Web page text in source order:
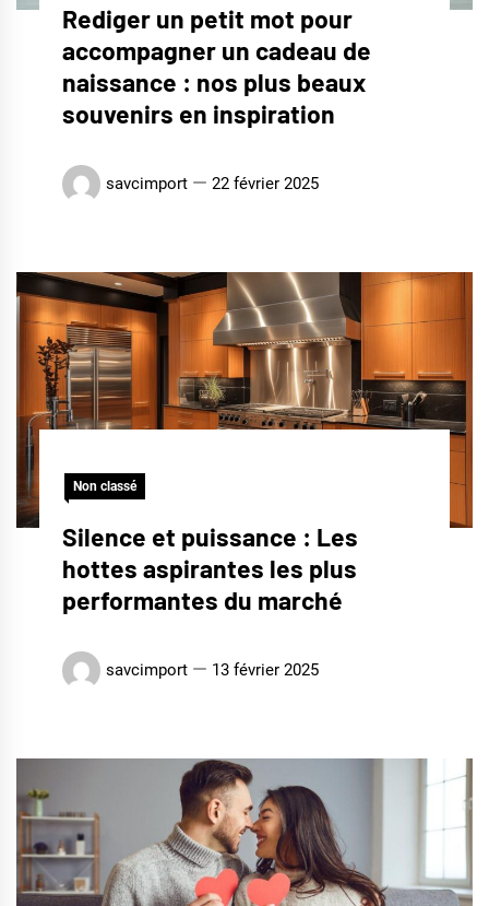
Rediger un petit mot pour
accompagner un cadeau de
naissance : nos plus beaux
souvenirs en inspiration
savcimport 22 février 2025
Non classé
Silence et puissance : Les
hottes aspirantes les plus
performantes du marché
savcimport 13 février 2025